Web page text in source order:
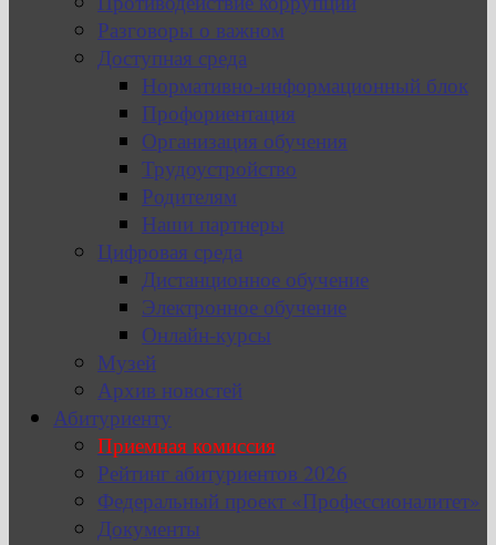
Разговоры о важном
Доступная среда
Нормативно-информационный блок
Профориентация
Организация обучения
Трудоустройство
Родителям
Наши партнеры
Цифровая среда
Дистанционное обучение
Электронное обучение
Онлайн-курсы
Музей
Архив новостей
Абитуриенту
Приемная комиссия
Рейтинг абитуриентов 2026
Федеральный проект «Профессионалитет»
Документы